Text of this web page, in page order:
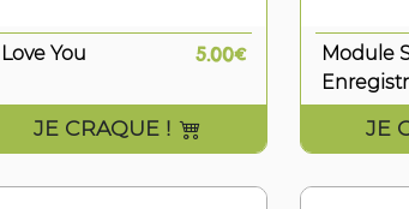
I Love You 5.00€
JE CRAQUE !
Module
JE